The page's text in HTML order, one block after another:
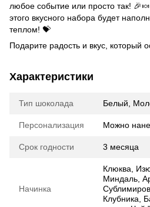
любое событие или просто так!
этого вкусного набора будет
теплом! 💝
Подарите радость и вкус, который
Характеристики
Тип шоколада Белый,
Персонализация Можно
Срок годности 3 месяца
Начинка
Клюква,
Миндаль,
Клубника,